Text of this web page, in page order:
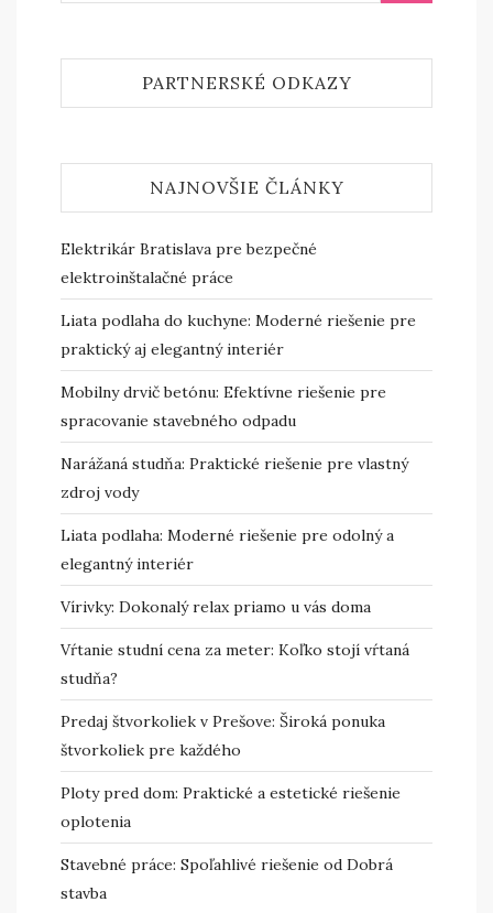
PARTNERSKÉ ODKAZY
NAJNOVŠIE ČLÁNKY
Elektrikár Bratislava pre bezpečné
elektroinštalačné práce
Liata podlaha do kuchyne: Moderné riešenie pre
praktický aj elegantný interiér
Mobilny drvič betónu: Efektívne riešenie pre
spracovanie stavebného odpadu
Narážaná studňa: Praktické riešenie pre vlastný
zdroj vody
Liata podlaha: Moderné riešenie pre odolný a
elegantný interiér
Vírivky: Dokonalý relax priamo u vás doma
Vŕtanie studní cena za meter: Koľko stojí vŕtaná
studňa?
Predaj štvorkoliek v Prešove: Široká ponuka
štvorkoliek pre každého
Ploty pred dom: Praktické a estetické riešenie
oplotenia
Stavebné práce: Spoľahlivé riešenie od Dobrá
stavba